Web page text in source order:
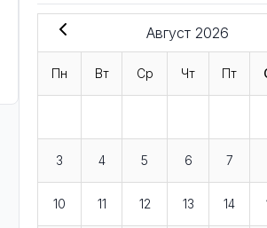
Август 2026
Пн Вт Ср Чт Пт
3 4 5 6 7
10 11 12 13 14